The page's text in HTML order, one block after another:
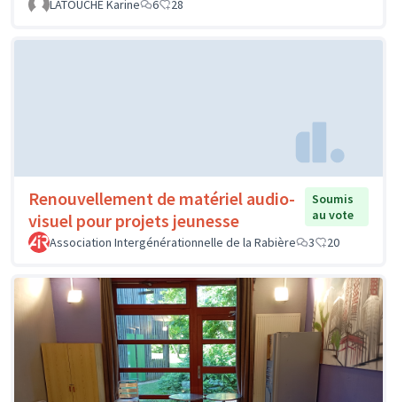
LATOUCHE Karine
6 28
Renouvellement de matériel audio-
visuel pour projets jeunesse
Soumis
au vote
Association Intergénérationnelle de la Rabière
3 20